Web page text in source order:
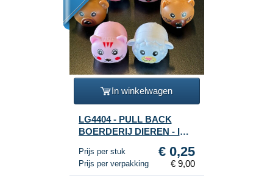
In winkelwagen
LG4404 - PULL BACK
BOERDERIJ DIEREN - IN
Prijs per stuk € 0,25
Prijs per verpakking € 9,00